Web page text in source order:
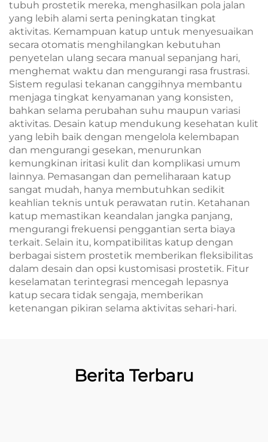
tubuh prostetik mereka, menghasilkan pola jalan
yang lebih alami serta peningkatan tingkat
aktivitas. Kemampuan katup untuk menyesuaikan
secara otomatis menghilangkan kebutuhan
penyetelan ulang secara manual sepanjang hari,
menghemat waktu dan mengurangi rasa frustrasi.
Sistem regulasi tekanan canggihnya membantu
menjaga tingkat kenyamanan yang konsisten,
bahkan selama perubahan suhu maupun variasi
aktivitas. Desain katup mendukung kesehatan kulit
yang lebih baik dengan mengelola kelembapan
dan mengurangi gesekan, menurunkan
kemungkinan iritasi kulit dan komplikasi umum
lainnya. Pemasangan dan pemeliharaan katup
sangat mudah, hanya membutuhkan sedikit
keahlian teknis untuk perawatan rutin. Ketahanan
katup memastikan keandalan jangka panjang,
mengurangi frekuensi penggantian serta biaya
terkait. Selain itu, kompatibilitas katup dengan
berbagai sistem prostetik memberikan fleksibilitas
dalam desain dan opsi kustomisasi prostetik. Fitur
keselamatan terintegrasi mencegah lepasnya
katup secara tidak sengaja, memberikan
ketenangan pikiran selama aktivitas sehari-hari.
Berita Terbaru